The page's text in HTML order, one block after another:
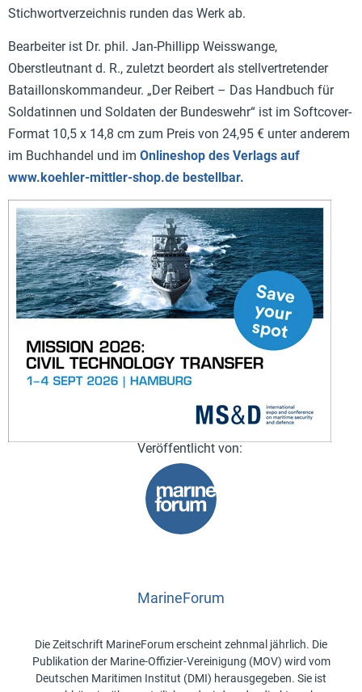
Stichwortverzeichnis runden das Werk ab.
Bearbeiter ist Dr. phil. Jan-Phillipp Weisswange,
Oberstleutnant d. R., zuletzt beordert als stellvertretender
Bataillonskommandeur. „Der Reibert – Das Handbuch für
Soldatinnen und Soldaten der Bundeswehr“ ist im Softcover-
Format 10,5 x 14,8 cm zum Preis von 24,95 € unter anderem
im Buchhandel und im Onlineshop des Verlags auf
www.koehler-mittler-shop.de bestellbar.
MarineForum
Die Zeitschrift MarineForum erscheint zehnmal jährlich. Die
Publikation der Marine-Offizier-Vereinigung (MOV) wird vom
Deutschen Maritimen Institut (DMI) herausgegeben. Sie ist